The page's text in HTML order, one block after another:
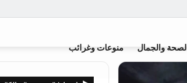
الصحة والجمال منوعات وغرائب